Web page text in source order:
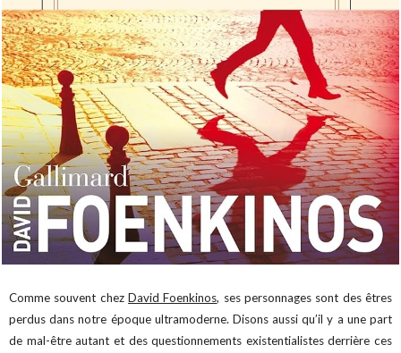
Comme souvent chezDavid Foenkinos, ses personnages sont des êtres
perdus dans notre époque ultramoderne. Disons aussi qu’il y a une part
de mal-être autant et des questionnements existentialistes derrière ces